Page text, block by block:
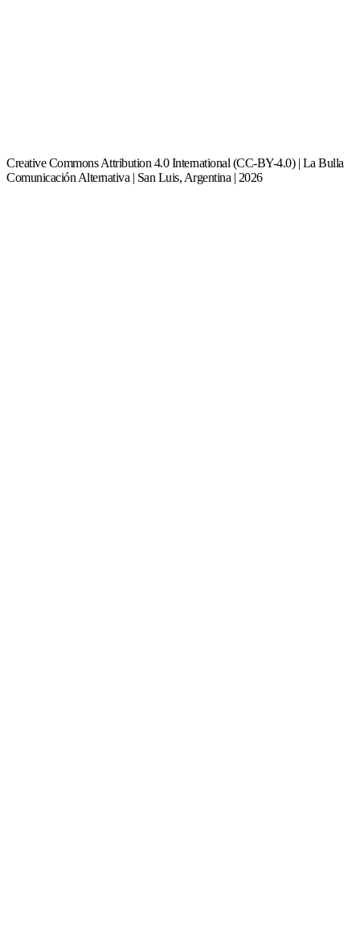
Creative Commons Attribution 4.0 International (CC-BY-4.0) | La Bulla
Comunicación Alternativa | San Luis, Argentina | 2026